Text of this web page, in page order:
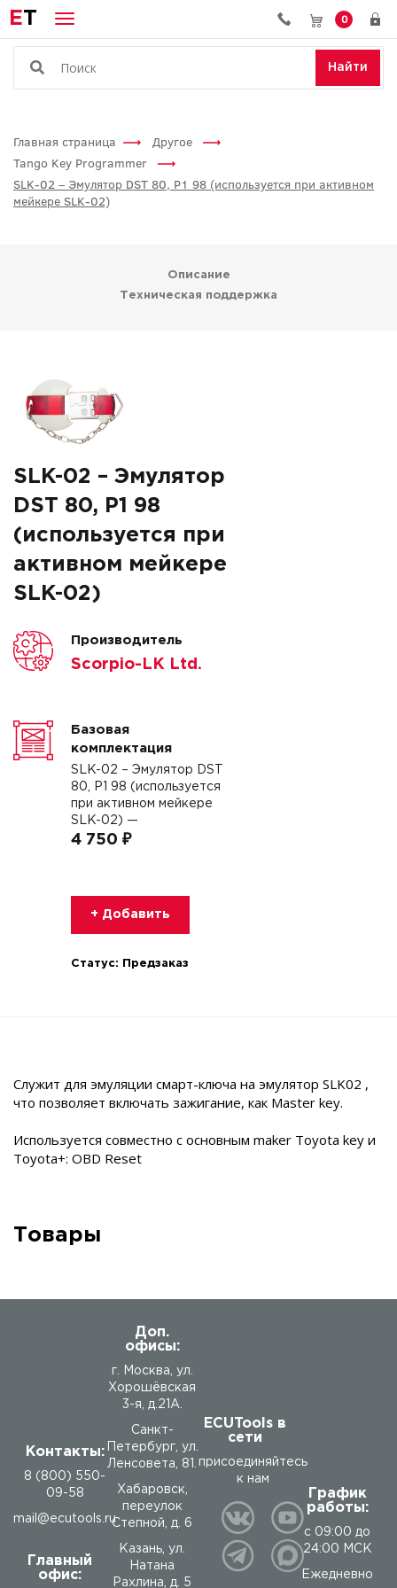
ET 0
Найти
Главная страница
Другое
Tango Key Programmer
SLK-02 – Эмулятор DST 80, P1 98 (используется при активном
мейкере SLK-02)
Описание
Техническая поддержка
SLK-02 – Эмулятор
DST 80, P1 98
(используется при
активном мейкере
SLK-02)
Производитель
Scorpio-LK Ltd.
Базовая
комплектация
SLK-02 – Эмулятор DST
80, P1 98 (используется
при активном мейкере
SLK-02) —
4 750 ₽
+ Добавить
Статус: Предзаказ
Служит для эмуляции смарт-ключа на эмулятор SLK02 ,
что позволяет включать зажигание, как Master key.
Используется совместно с основным maker Toyota key и
Toyota+: OBD Reset
Товары
Контакты:
8 (800) 550-
09-58
mail@ecutools.ru
Главный
офис:
Доп.
офисы:
г. Москва, ул.
Хорошёвская
3-я, д.21А.
Санкт-
Петербург, ул.
Ленсовета, 81.
Хабаровск,
переулок
Степной, д. 6
Казань, ул.
Натана
Рахлина, д. 5
ECUTools в
сети
присоединяйтесь
к нам
График
работы:
с 09:00 до
24:00 МСК
Ежедневно